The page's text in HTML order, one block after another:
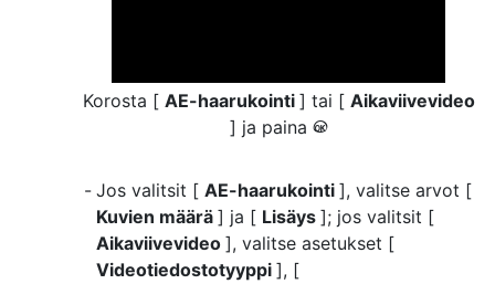
Korosta [ AE-haarukointi ] tai [ Aikaviivevideo
] ja paina J
Jos valitsit [ AE-haarukointi ], valitse arvot [
Kuvien määrä ] ja [ Lisäys ]; jos valitsit [
Aikaviivevideo ], valitse asetukset [
Videotiedostotyyppi ], [